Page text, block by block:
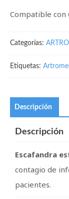
Compatible con
Categorías:
Etiquetas:
Descripción
Descripción
Escafandra
contagio de
pacientes.